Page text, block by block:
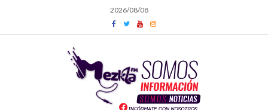
content
2026/08/08